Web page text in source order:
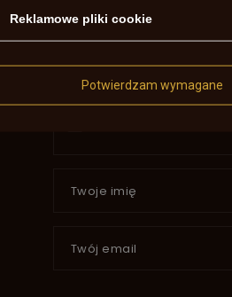
Twoje imię
Twój email
Reklamowe pliki cookie
Potwierdzam wymagane